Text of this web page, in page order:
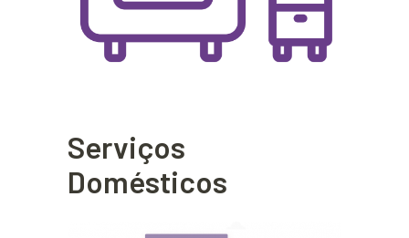
Serviços
Domésticos